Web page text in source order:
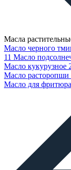
Масла
Масло черного
11 Масло
Масло кукурузное
Масло расторопши
Масло для фритюра